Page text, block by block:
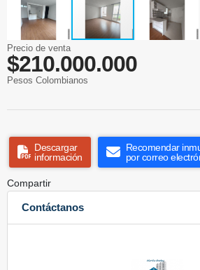
Precio de venta
$210.000.000
Pesos Colombianos
Descargar
información
Recomendar
por correo
Compartir
Contáctanos